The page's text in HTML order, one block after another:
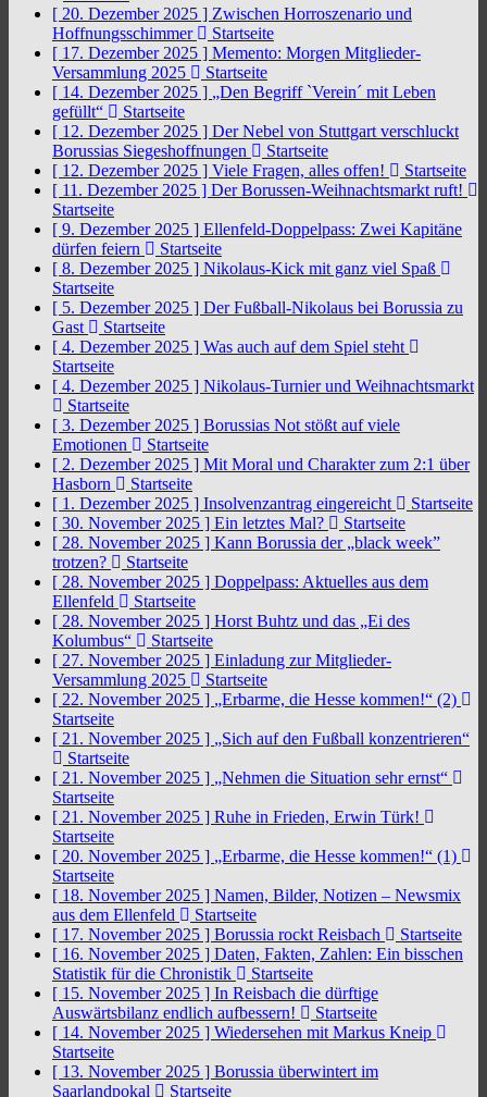
[ 20. Dezember 2025 ] Zwischen Horroszenario und
Hoffnungsschimmer
Startseite
[ 17. Dezember 2025 ] Memento: Morgen Mitglieder-
Versammlung 2025
Startseite
[ 14. Dezember 2025 ] „Den Begriff `Verein´ mit Leben
gefüllt“
Startseite
[ 12. Dezember 2025 ] Der Nebel von Stuttgart verschluckt
Borussias Siegeshoffnungen
Startseite
[ 12. Dezember 2025 ] Viele Fragen, alles offen!
Startseite
[ 11. Dezember 2025 ] Der Borussen-Weihnachtsmarkt ruft!
Startseite
[ 9. Dezember 2025 ] Ellenfeld-Doppelpass: Zwei Kapitäne
dürfen feiern
Startseite
[ 8. Dezember 2025 ] Nikolaus-Kick mit ganz viel Spaß
Startseite
[ 5. Dezember 2025 ] Der Fußball-Nikolaus bei Borussia zu
Gast
Startseite
[ 4. Dezember 2025 ] Was auch auf dem Spiel steht
Startseite
[ 4. Dezember 2025 ] Nikolaus-Turnier und Weihnachtsmarkt
Startseite
[ 3. Dezember 2025 ] Borussias Not stößt auf viele
Emotionen
Startseite
[ 2. Dezember 2025 ] Mit Moral und Charakter zum 2:1 über
Hasborn
Startseite
[ 1. Dezember 2025 ] Insolvenzantrag eingereicht
Startseite
[ 30. November 2025 ] Ein letztes Mal?
Startseite
[ 28. November 2025 ] Kann Borussia der „black week”
trotzen?
Startseite
[ 28. November 2025 ] Doppelpass: Aktuelles aus dem
Ellenfeld
Startseite
[ 28. November 2025 ] Horst Buhtz und das „Ei des
Kolumbus“
Startseite
[ 27. November 2025 ] Einladung zur Mitglieder-
Versammlung 2025
Startseite
[ 22. November 2025 ] „Erbarme, die Hesse kommen!“ (2)
Startseite
[ 21. November 2025 ] „Sich auf den Fußball konzentrieren“
Startseite
[ 21. November 2025 ] „Nehmen die Situation sehr ernst“
Startseite
[ 21. November 2025 ] Ruhe in Frieden, Erwin Türk!
Startseite
[ 20. November 2025 ] „Erbarme, die Hesse kommen!“ (1)
Startseite
[ 18. November 2025 ] Namen, Bilder, Notizen – Newsmix
aus dem Ellenfeld
Startseite
[ 17. November 2025 ] Borussia rockt Reisbach
Startseite
[ 16. November 2025 ] Daten, Fakten, Zahlen: Ein bisschen
Statistik für die Chronistik
Startseite
[ 15. November 2025 ] In Reisbach die dürftige
Auswärtsbilanz endlich aufbessern!
Startseite
[ 14. November 2025 ] Wiedersehen mit Markus Kneip
Startseite
[ 13. November 2025 ] Borussia überwintert im
Saarlandpokal
Startseite